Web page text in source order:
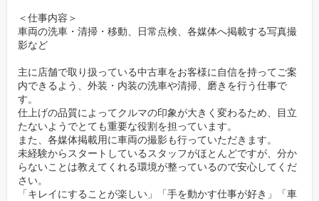
集中して取り組めます。
通勤が苦痛に感じないだけで、仕事の満足度は大きく変わるも
毎日を気持ちよく働くための、BLASTならではの働きやすさで
す。
成長を実感できる！“やればやるほど”スキルアッ
プ！
BLASTの車両管理は、ただの「軽作業」ではありません。
車種ごとの特徴や清掃のコツ、磨き方の違いなどを覚えていくう
＜仕事内容＞
車両の洗車・清掃・移動、日常点検、各媒体へ掲載する写真撮
影など
主に店舗で取り扱っている中古車をお客様に自信を持ってご案
内できるよう、外装・内装の洗車や清掃、磨きを行う仕事で
す。
仕上げの品質によってクルマの印象が大きく変わるため、目立
たないようでとても重要な役割を担っています。
また、各媒体掲載用に車両の撮影も行っていただきます。
未経験からスタートしているスタッフがほとんどですが、分か
らないことは教えてくれる環境が整っているので安心してくだ
さい。
「キレイにすることが楽しい」「手を動かす仕事が好き」「車